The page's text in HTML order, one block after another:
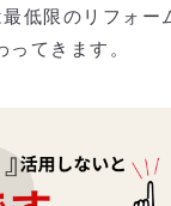
低限のリフォー
ってきます。